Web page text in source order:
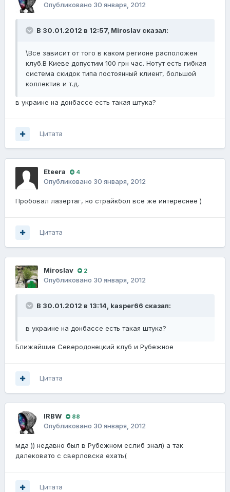
Опубликовано 30 января, 2012
В 30.01.2012 в 12:57, Miroslav сказал:
\Все зависит от того в каком регионе расположен
клуб.В Киеве допустим 100 грн час. Нотут есть гибкая
система скидок типа постоянный клиент, большой
коллектив и т.д.
в украине на донбассе есть такая штука?
Цитата
Eteera 4
Опубликовано 30 января, 2012
Пробовал лазертаг, но страйкбол все же интереснее )
Цитата
Miroslav 2
Опубликовано 30 января, 2012
В 30.01.2012 в 13:14, kasper66 сказал:
в украине на донбассе есть такая штука?
Ближайшие Северодонецкий клуб и Рубежное
Цитата
lRBW 88
Опубликовано 30 января, 2012
мда )) недавно был в Рубежном еслиб знал) а так
далековато с сверловска ехать(
Цитата